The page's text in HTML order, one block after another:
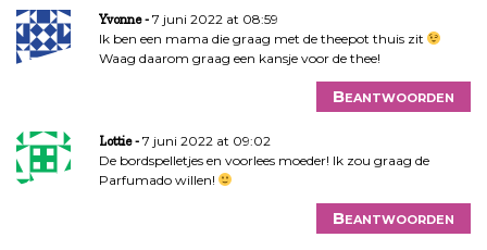
Yvonne
7 juni 2022 at 08:59
Ik ben een mama die graag met de theepot thuis zit
Waag daarom graag een kansje voor de thee!
Beantwoorden
Lottie
7 juni 2022 at 09:02
De bordspelletjes en voorlees moeder! Ik zou graag de
Parfumado willen!
Beantwoorden